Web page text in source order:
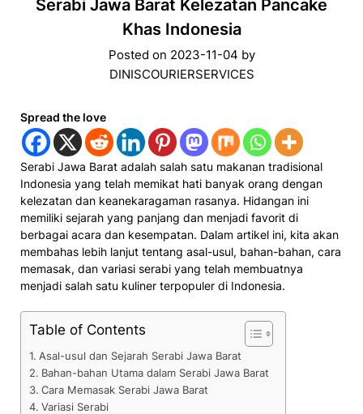
Serabi Jawa Barat Kelezatan Pancake
Khas Indonesia
Posted on 2023-11-04 by
DINISCOURIERSERVICES
Spread the love
Serabi Jawa Barat adalah salah satu makanan tradisional
Indonesia yang telah memikat hati banyak orang dengan
kelezatan dan keanekaragaman rasanya. Hidangan ini
memiliki sejarah yang panjang dan menjadi favorit di
berbagai acara dan kesempatan. Dalam artikel ini, kita akan
membahas lebih lanjut tentang asal-usul, bahan-bahan, cara
memasak, dan variasi serabi yang telah membuatnya
menjadi salah satu kuliner terpopuler di Indonesia.
Table of Contents
Asal-usul dan Sejarah Serabi Jawa Barat
Bahan-bahan Utama dalam Serabi Jawa Barat
Cara Memasak Serabi Jawa Barat
Variasi Serabi